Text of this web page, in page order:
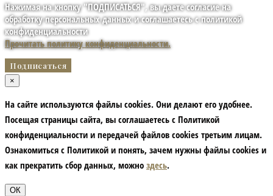
Нажимая на кнопку "ПОДПИСАТЬСЯ", вы даете согласие на
обработку персональных данных и соглашаетесь с политикой
конфиденциальности
Прочитать политику конфиденциальности.
×
На сайте используются файлы cookies. Они делают его удобнее.
Посещая страницы сайта, вы соглашаетесь с Политикой
конфиденциальности и передачей файлов cookies третьим лицам.
Ознакомиться с Политикой и понять, зачем нужны файлы сookies и
как прекратить сбор данных, можно здесь.
ОК